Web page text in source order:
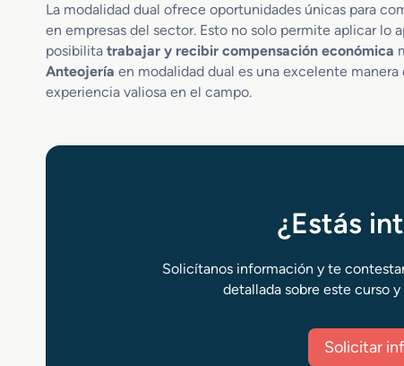
La modalidad dual ofrece oportunidades únicas para
en empresas del sector. Esto no solo permite aplicar lo
posibilita trabajar y recibir compensación económica
Anteojería en modalidad dual es una excelente
experiencia valiosa en el campo.
¿Estás
Solicítanos información y te
detallada sobre este curso
Solicitar